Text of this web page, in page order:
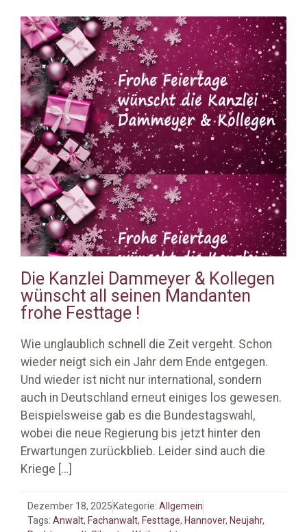
Die Kanzlei Dammeyer & Kollegen
wünscht all seinen Mandanten
frohe Festtage !
Wie unglaublich schnell die Zeit vergeht. Schon
wieder neigt sich ein Jahr dem Ende entgegen.
Und wieder ist nicht nur international, sondern
auch in Deutschland erneut einiges los gewesen.
Beispielsweise gab es die Bundestagswahl,
wobei die neue Regierung bis jetzt hinter den
Erwartungen zurückblieb. Leider sind auch die
Kriege […]
Dezember 18, 2025 Kategorie: Allgemein
Tags: Anwalt, Fachanwalt, Festtage, Hannover, Neujahr,